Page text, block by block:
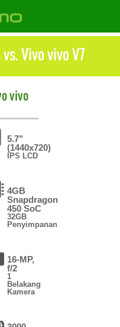
Vivo vivo V7
vivo
5.7"
(1440x720)
IPS LCD
4GB
Snapdragon
450 SoC
32GB
Penyimpanan
16-MP,
f/2
1
Belakang
Kamera